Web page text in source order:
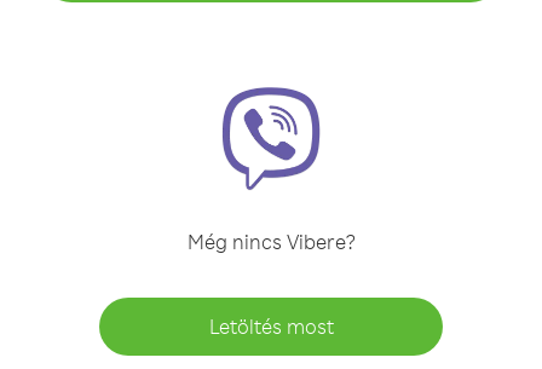
Még nincs Vibere?
Letöltés most